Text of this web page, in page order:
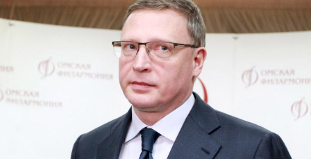
Сайт кандидата в губернаторы
Буркова Александра Леонидовича
Смотреть проект